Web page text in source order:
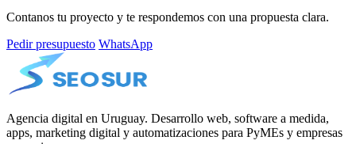
Contanos tu proyecto y te respondemos con una propuesta clara.
Pedir presupuesto WhatsApp
Agencia digital en Uruguay. Desarrollo web, software a medida,
apps, marketing digital y automatizaciones para PyMEs y empresas